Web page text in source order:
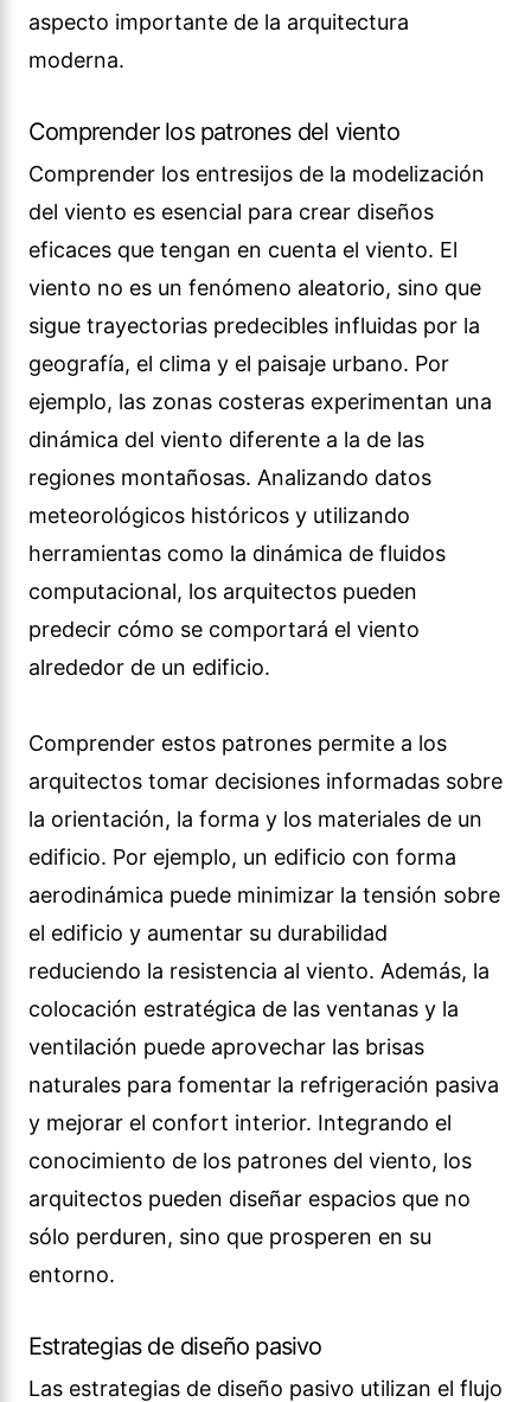
aspecto importante de la arquitectura
moderna.
Comprender los patrones del viento
Comprender los entresijos de la modelización
del viento es esencial para crear diseños
eficaces que tengan en cuenta el viento. El
viento no es un fenómeno aleatorio, sino que
sigue trayectorias predecibles influidas por la
geografía, el clima y el paisaje urbano. Por
ejemplo, las zonas costeras experimentan una
dinámica del viento diferente a la de las
regiones montañosas. Analizando datos
meteorológicos históricos y utilizando
herramientas como la dinámica de fluidos
computacional, los arquitectos pueden
predecir cómo se comportará el viento
alrededor de un edificio.
Comprender estos patrones permite a los
arquitectos tomar decisiones informadas sobre
la orientación, la forma y los materiales de un
edificio. Por ejemplo, un edificio con forma
aerodinámica puede minimizar la tensión sobre
el edificio y aumentar su durabilidad
reduciendo la resistencia al viento. Además, la
colocación estratégica de las ventanas y la
ventilación puede aprovechar las brisas
naturales para fomentar la refrigeración pasiva
y mejorar el confort interior. Integrando el
conocimiento de los patrones del viento, los
arquitectos pueden diseñar espacios que no
sólo perduren, sino que prosperen en su
entorno.
Estrategias de diseño pasivo
Las estrategias de diseño pasivo utilizan el flujo